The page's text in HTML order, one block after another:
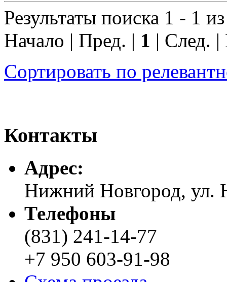
Результаты поиска 1 - 1
Начало | Пред. | 1 | След.
Сортировать по
Контакты
Адреc:
Нижний Новгород, ул.
Телефоны
(831) 241-14-77
+7 950 603-91-98